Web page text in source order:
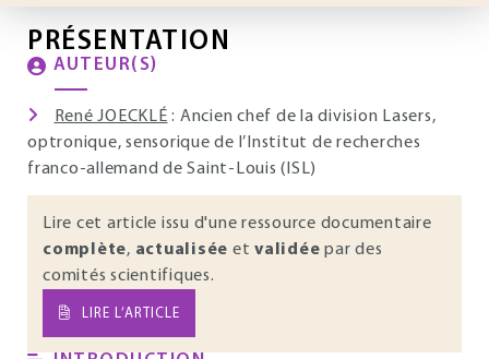
PRÉSENTATION
AUTEUR(S)
René JOECKLÉ : Ancien chef de la division Lasers,
optronique, sensorique de l’Institut de recherches
franco-allemand de Saint-Louis (ISL)
Lire cet article issu d'une ressource documentaire
complète, actualisée et validée par des
comités scientifiques.
LIRE L’ARTICLE